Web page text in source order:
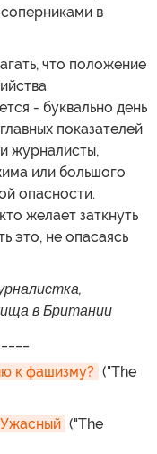
в
что положение
- буквально день
показателей
журналисты,
или большого
опасности.
желает заткнуть
это, не опасаясь
в Британии
к фашизму? ("The
("The